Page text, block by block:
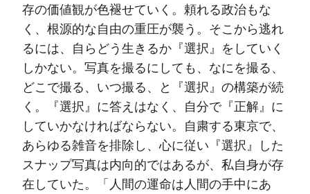
存の価値観が色褪せていく。頼れる政治もな
く、根源的な自由の重圧が襲う。そこから逃れ
るには、自らどう生きるか『選択』をしていく
しかない。写真を撮るにしても、なにを撮る、
どこで撮る、いつ撮る、と『選択』の構築が続
く。『選択』に答えはなく、自分で『正解』に
していかなければならない。自粛する東京で、
あらゆる雑音を排除し、心に従い『選択』した
スナップ写真は内向的ではあるが、私自身が存
在していた。「人間の運命は人間の手中にあ